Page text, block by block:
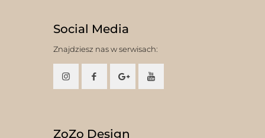
Social Media
Znajdziesz nas w serwisach:
ZoZo Design